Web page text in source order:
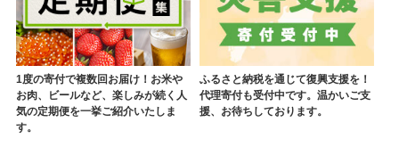
1度の寄付で複数回お届け！お米や
お肉、ビールなど、楽しみが続く人
気の定期便を一挙ご紹介いたしま
す。
ふるさと納税を通じて復興支援を！
代理寄付も受付中です。温かいご支
援、お待ちしております。